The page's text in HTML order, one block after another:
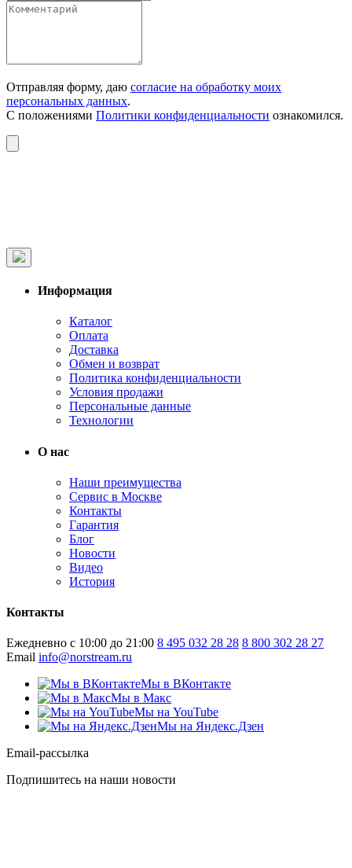
Отправляя форму, даю согласие на обработку моих
персональных данных.
С положениями Политики конфиденциальности ознакомился.
Информация
Каталог
Оплата
Доставка
Обмен и возврат
Политика конфиденциальности
Условия продажи
Персональные данные
Технологии
О нас
Наши преимущества
Сервис в Москве
Контакты
Гарантия
Блог
Новости
Видео
История
Контакты
Ежедневно с 10:00 до 21:00 8 495 032 28 28 8 800 302 28 27
Email info@norstream.ru
Мы в ВКонтакте
Мы в Макс
Мы на YouTube
Мы на Яндекс.Дзен
Email-рассылка
Подпишитесь на наши новости